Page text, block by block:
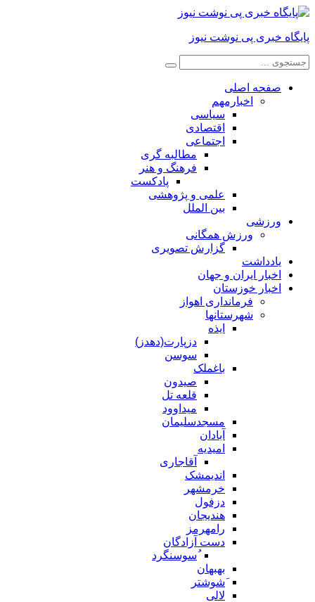
پایگاه خبری پی نوشت نیوز
صفحه اصلی
اخبارمهم
سیاسی
اقتصادی
اجتماعی
مطالبه گری
فرهنگ و هنر
پادکست
علمی و پژوهشی
بین الملل
ورزشی
ورزش همگانی
گزارش تصویری
یادداشت
اخبار ایران و جهان
اخبار خوزستان
فرمانداری اهواز
شهرستانها
ایذه
دزپارت(دهدز)
سوسن
باغملک
صیدون
قلعه تل
میداوود
مسجدسلیمان
آبادان
امیدیه
آقاجاری
اندیمشک
خرمشهر
دزفول
هندیجان
رامهرمز
دست آزادگان
ُسوسنگرد
بهبهان
َشوشتر
لالی